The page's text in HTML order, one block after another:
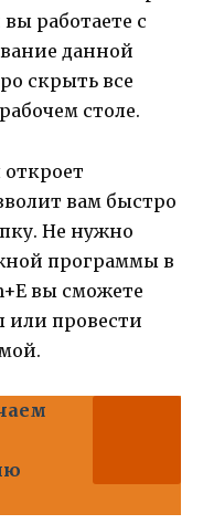
работаете с
данной
скрыть все
столе.
вам быстро
Не нужно
программы в
вы сможете
провести